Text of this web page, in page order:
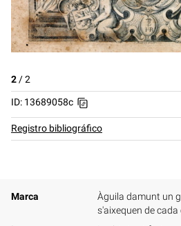
2/2
ID: 13689058c
Registro bibliográfico
Marca
Àguila damunt un
s'aixequen de